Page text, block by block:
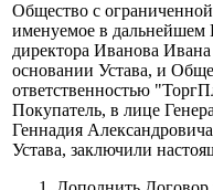
Общество с
именуемое в дальнейшем
директора Иванова
основании Устава, и
ответственностью
Покупатель, в лице
Геннадия
Устава, заключили